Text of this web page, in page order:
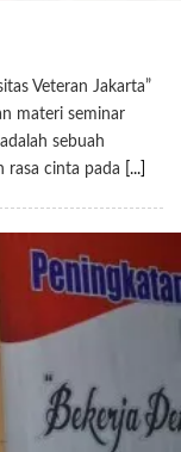
Veteran Jakarta”
materi seminar
sebuah
rasa cinta pada
[...]